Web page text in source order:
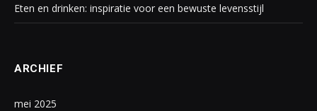
Eten en drinken: inspiratie voor een bewuste levensstijl
ARCHIEF
mei 2025